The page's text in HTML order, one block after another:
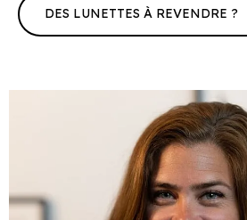
DES LUNETTES À REVENDRE ?